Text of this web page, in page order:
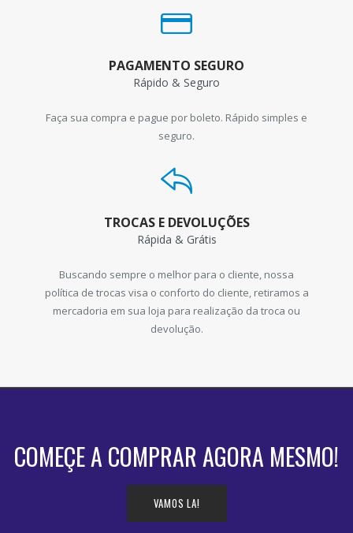
PAGAMENTO SEGURO
Rápido & Seguro
Faça sua compra e pague por boleto. Rápido simples e
seguro.
TROCAS E DEVOLUÇÕES
Rápida & Grátis
Buscando sempre o melhor para o cliente, nossa
política de trocas visa o conforto do cliente, retiramos a
mercadoria em sua loja para realização da troca ou
devolução.
COMEÇE A COMPRAR AGORA MESMO!
VAMOS LA!